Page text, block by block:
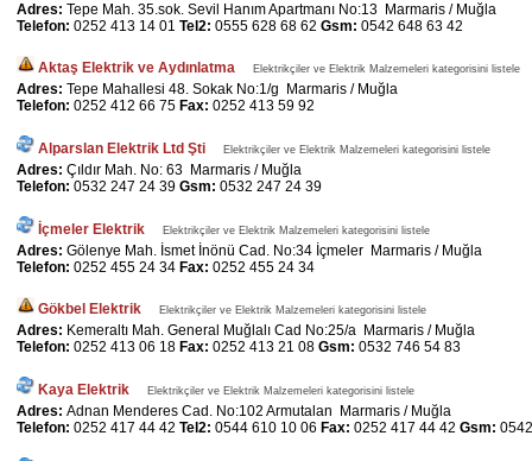
Adres: Tepe Mah. 35.sok. Sevil Hanım Apartmanı No:13 Marmaris / Muğla
Telefon: 0252 413 14 01 Tel2: 0555 628 68 62 Gsm: 0542 648 63 42
Aktaş Elektrik ve Aydınlatma Elektrikçiler ve Elektrik Malzemeleri kategorisini listele
Adres: Tepe Mahallesi 48. Sokak No:1/g Marmaris / Muğla
Telefon: 0252 412 66 75 Fax: 0252 413 59 92
Alparslan Elektrik Ltd Şti Elektrikçiler ve Elektrik Malzemeleri kategorisini listele
Adres: Çıldır Mah. No: 63 Marmaris / Muğla
Telefon: 0532 247 24 39 Gsm: 0532 247 24 39
İçmeler Elektrik Elektrikçiler ve Elektrik Malzemeleri kategorisini listele
Adres: Gölenye Mah. İsmet İnönü Cad. No:34 İçmeler Marmaris / Muğla
Telefon: 0252 455 24 34 Fax: 0252 455 24 34
Gökbel Elektrik Elektrikçiler ve Elektrik Malzemeleri kategorisini listele
Adres: Kemeraltı Mah. General Muğlalı Cad No:25/a Marmaris / Muğla
Telefon: 0252 413 06 18 Fax: 0252 413 21 08 Gsm: 0532 746 54 83
Kaya Elektrik Elektrikçiler ve Elektrik Malzemeleri kategorisini listele
Adres: Adnan Menderes Cad. No:102 Armutalan Marmaris / Muğla
Telefon: 0252 417 44 42 Tel2: 0544 610 10 06 Fax: 0252 417 44 42 Gsm: